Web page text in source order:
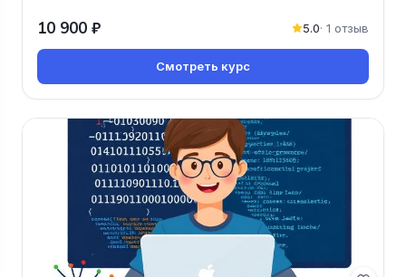
10 900 ₽ 5.0· 1 отзыв
Смотреть курс